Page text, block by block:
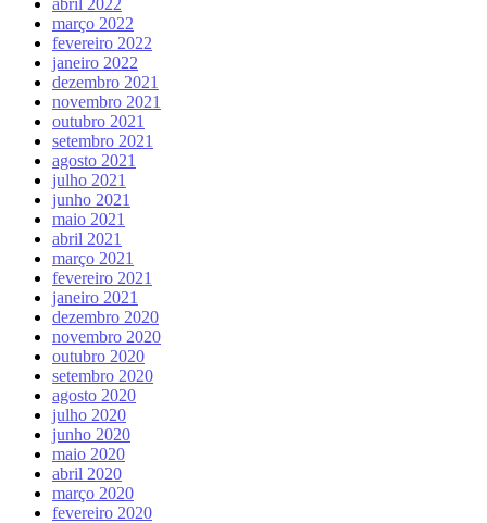
março 2022
fevereiro 2022
janeiro 2022
dezembro 2021
novembro 2021
outubro 2021
setembro 2021
agosto 2021
julho 2021
junho 2021
maio 2021
abril 2021
março 2021
fevereiro 2021
janeiro 2021
dezembro 2020
novembro 2020
outubro 2020
setembro 2020
agosto 2020
julho 2020
junho 2020
maio 2020
abril 2020
março 2020
fevereiro 2020